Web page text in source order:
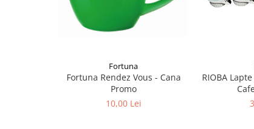
Fortuna
Fortuna Rendez Vous - Cana
Promo
10,00 Lei
RIOBA